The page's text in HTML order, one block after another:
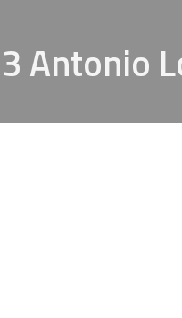
Antonio